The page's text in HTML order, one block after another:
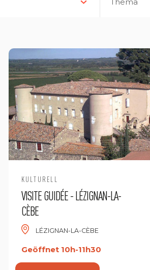
savoir plus
KULTURELL
VISITE GUIDÉE - LÉZIGNAN-LA-
CÈBE
LÉZIGNAN-LA-CÈBE
Geöffnet 10h-11h30